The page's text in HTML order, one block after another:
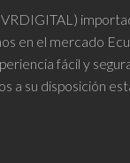
en el mercado
fácil y
a su disposición